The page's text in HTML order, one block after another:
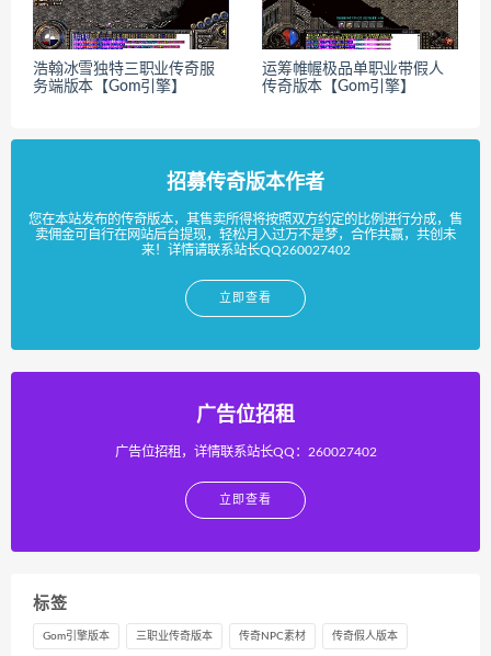
浩翰冰雪独特三职业传奇服
务端版本【Gom引擎】
运筹帷幄极品单职业带假人
传奇版本【Gom引擎】
招募传奇版本作者
您在本站发布的传奇版本，其售卖所得将按照双方约定的比例进行分成，售
卖佣金可自行在网站后台提现，轻松月入过万不是梦，合作共赢，共创未
来！详情请联系站长QQ260027402
立即查看
广告位招租
广告位招租，详情联系站长QQ：260027402
立即查看
标签
Gom引擎版本 三职业传奇版本 传奇NPC素材 传奇假人版本